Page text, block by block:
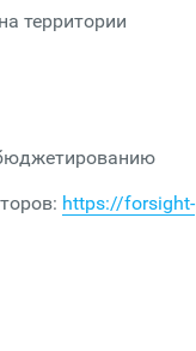
территории
https://forsight-